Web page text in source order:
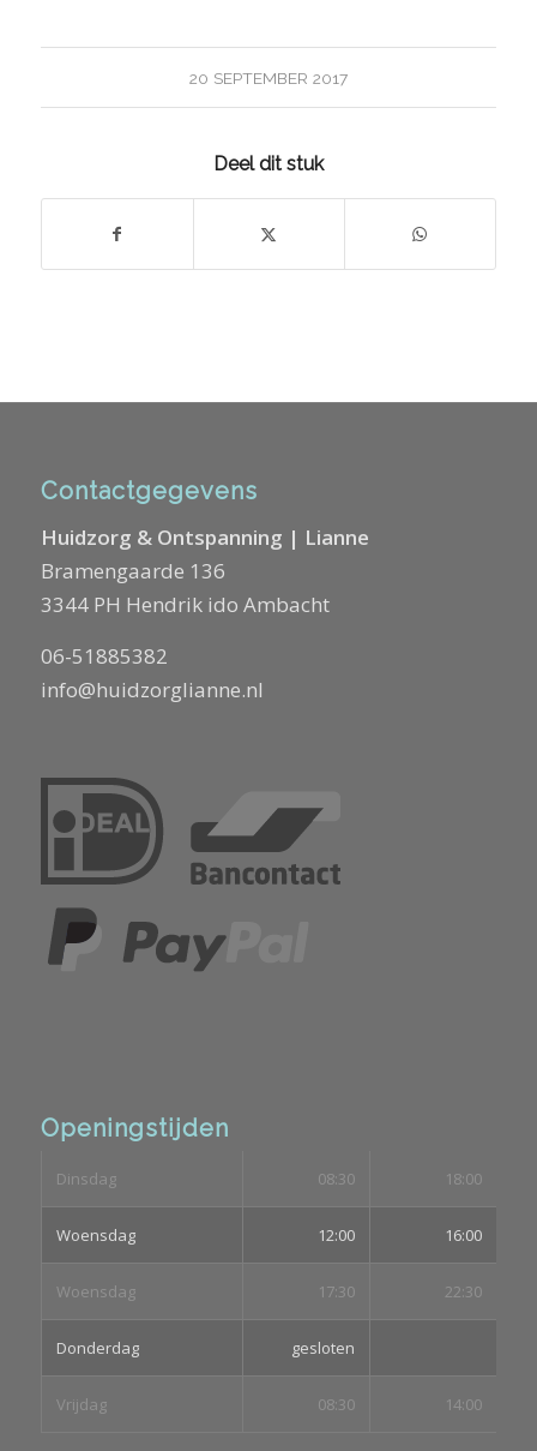
20 SEPTEMBER 2017
Deel dit stuk
Contactgegevens
Huidzorg & Ontspanning | Lianne
Bramengaarde 136
3344 PH Hendrik ido Ambacht
06-51885382
info@huidzorglianne.nl
Openingstijden
Dinsdag 08:30 18:00
Woensdag 12:00 16:00
Woensdag 17:30 22:30
Donderdag gesloten
Vrijdag 08:30 14:00